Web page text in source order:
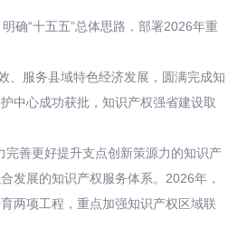
确“十五五”总体思路，部署2026年重
、服务县域特色经济发展，圆满完成知
中心成功获批，知识产权强省建设取
完善更好提升支点创新策源力的知识产
发展的知识产权服务体系。2026年，
两项工程，重点加强知识产权区域联